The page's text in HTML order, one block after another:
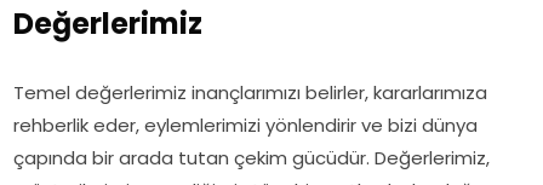
Değerlerimiz
Temel değerlerimiz inançlarımızı belirler, kararlarımıza
rehberlik eder, eylemlerimizi yönlendirir ve bizi dünya
çapında bir arada tutan çekim gücüdür. Değerlerimiz,